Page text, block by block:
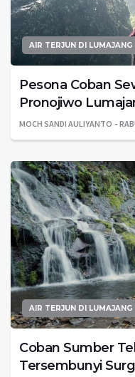
AIR TERJUN DI LUMAJANG
Pesona Coban
Pronojiwo
MOCH SANDI AULIYANTO
AIR TERJUN DI LUMAJANG
Coban Sumber
Tersembunyi